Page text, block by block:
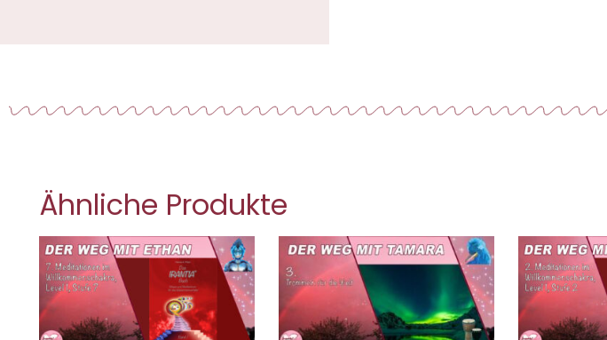
Ähnliche Produkte